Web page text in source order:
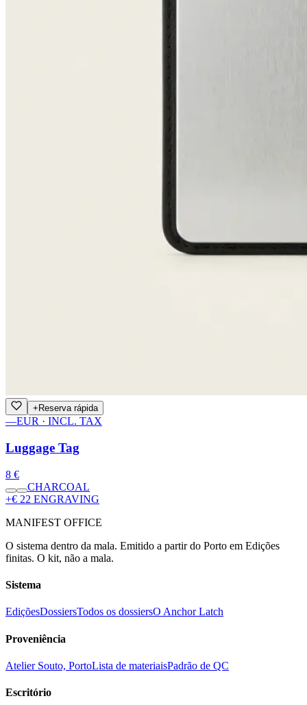
+ Reserva rápida
—EUR · INCL. TAX
Luggage Tag
8 €
CHARCOAL
+€ 22 ENGRAVING
MANIFEST OFFICE
O sistema dentro da mala. Emitido a partir do Porto em Edições
finitas. O kit, não a mala.
Sistema
EdiçõesDossiersTodos os dossiersO Anchor Latch
Proveniência
Atelier Souto, PortoLista de materiaisPadrão de QC
Escritório